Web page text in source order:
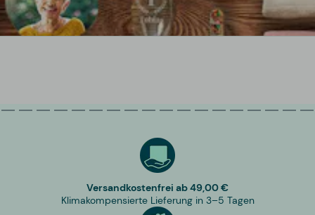
Versandkostenfrei ab 49,00 €
Klimakompensierte Lieferung in 3–5 Tagen